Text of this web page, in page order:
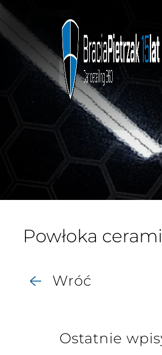
Powłoka
Wróć
Ostatnie